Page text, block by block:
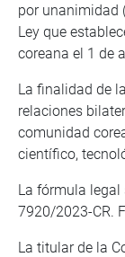
por unanimidad
Ley que
coreana el 1 de
La finalidad de
relaciones
comunidad
científico,
La fórmula legal
7920/2023-CR.
La titular de la